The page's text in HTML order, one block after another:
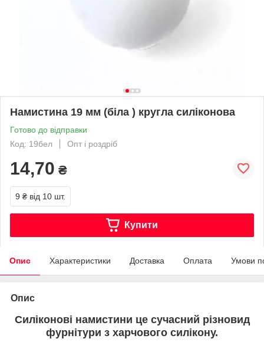
Намистина 19 мм (біла ) кругла силіконова
Готово до відправки
Код: 19бел
Опт і роздріб
14,70 ₴
9 ₴ від 10 шт.
Купити
Опис Характеристики Доставка Оплата Умови
Опис
Силіконові намистини це сучасний різновид
фурнітури з харчового силікону.